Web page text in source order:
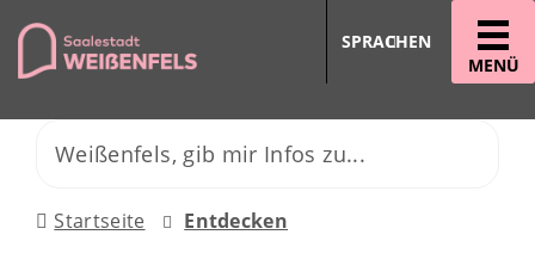
MENÜ
SPRACHEN
Startseite Entdecken